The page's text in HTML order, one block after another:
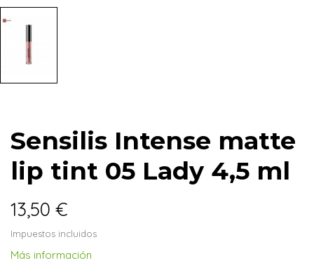
Sensilis Intense matte
lip tint 05 Lady 4,5 ml
13,50 €
Impuestos incluidos
Más información